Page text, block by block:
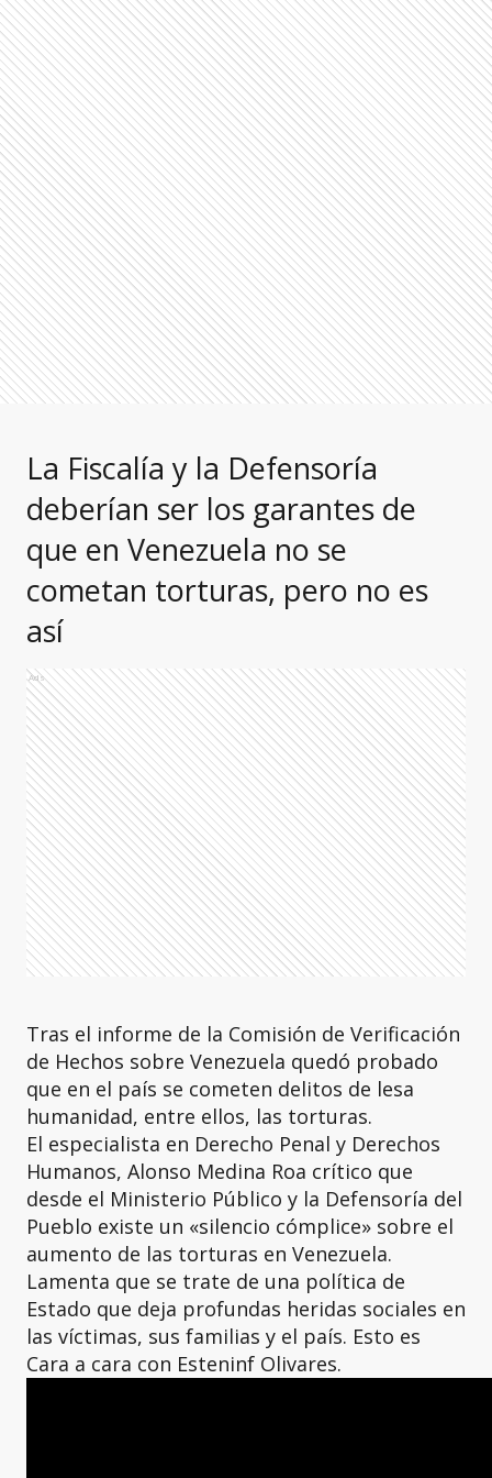
La Fiscalía y la Defensoría
deberían ser los garantes de
que en Venezuela no se
cometan torturas, pero no es
así
Ads
Tras el informe de la Comisión de Verificación
de Hechos sobre Venezuela quedó probado
que en el país se cometen delitos de lesa
humanidad, entre ellos, las torturas.
El especialista en Derecho Penal y Derechos
Humanos, Alonso Medina Roa crítico que
desde el Ministerio Público y la Defensoría del
Pueblo existe un «silencio cómplice» sobre el
aumento de las torturas en Venezuela.
Lamenta que se trate de una política de
Estado que deja profundas heridas sociales en
las víctimas, sus familias y el país. Esto es
Cara a cara con Esteninf Olivares.